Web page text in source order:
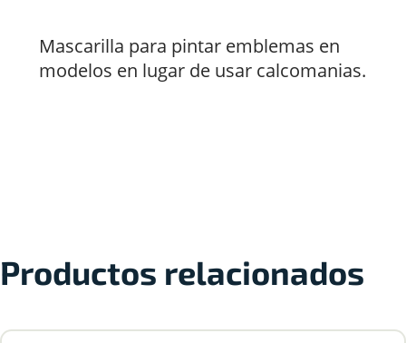
Mascarilla para pintar emblemas en
modelos en lugar de usar calcomanias.
Productos relacionados